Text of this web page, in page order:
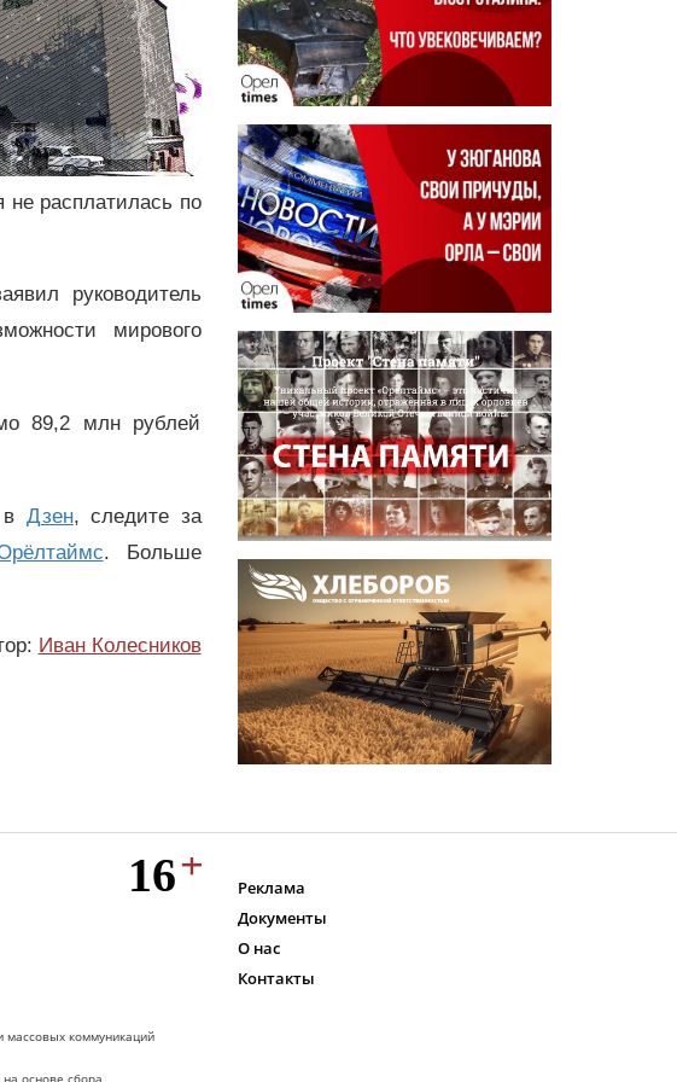
не расплатилась по
руководитель
мирового
89,2 млн рублей
Дзен, следите за
. Больше
Иван Колесников
массовых коммуникаций
Реклама
Документы
О нас
Контакты